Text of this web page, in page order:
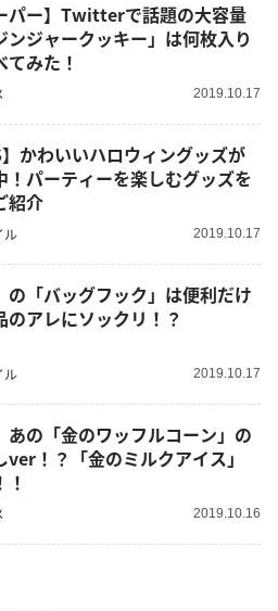
パー】Twitterで話題の大容量
ンジャークッキー」は何枚入り
みた！
2019.10.17
】かわいいハロウィングッズが
！パーティーを楽しむグッズを
紹介
ル 2019.10.17
の「バッグフック」は便利だけ
のアレにソックリ！？
ル 2019.10.17
あの「金のワッフルコーン」の
ver！？「金のミルクアイス」
2019.10.16